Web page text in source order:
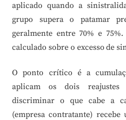
aplicado quando a
grupo supera o patamar
geralmente entre 70% e
calculado sobre o excesso de
O ponto crítico é a
aplicam os dois reajustes
discriminar o que cabe a
(empresa contratante)